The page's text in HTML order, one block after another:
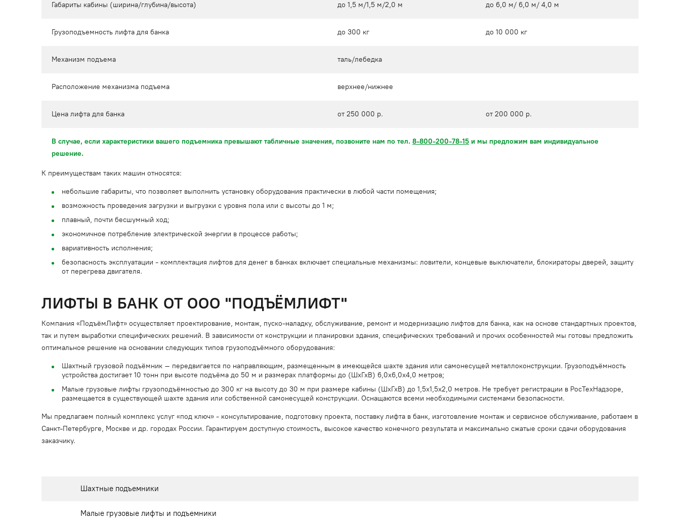
Габариты кабины (ширина/глубина/высота) до 1,5 м/1,5 м/2,0 м до 6,0 м/ 6,0 м/ 4,0 м
Грузоподъемность лифта для банка до 300 кг до 10 000 кг
Механизм подъема таль/лебедка
Расположение механизма подъема верхнее/нижнее
Цена лифта для банка от 250 000 р. от 200 000 р.
В случае, если характеристики вашего подъемника превышают табличные значения, позвоните нам по тел. 8-800-200-78-15 и мы предложим вам индивидуальное
решение.
К преимуществам таких машин относятся:
небольшие габариты, что позволяет выполнить установку оборудования практически в любой части помещения;
возможность проведения загрузки и выгрузки с уровня пола или с высоты до 1 м;
плавный, почти бесшумный ход;
экономичное потребление электрической энергии в процессе работы;
вариативность исполнения;
безопасность эксплуатации - комплектация лифтов для денег в банках включает специальные механизмы: ловители, концевые выключатели, блокираторы дверей, защиту
от перегрева двигателя.
ЛИФТЫ В БАНК ОТ ООО "ПОДЪЁМЛИФТ"
Компания «ПодъёмЛифт» осуществляет проектирование, монтаж, пуско-наладку, обслуживание, ремонт и модернизацию лифтов для банка, как на основе стандартных проектов,
так и путем выработки специфических решений. В зависимости от конструкции и планировки здания, специфических требований и прочих особенностей мы готовы предложить
оптимальное решение на основании следующих типов грузоподъёмного оборудования:
Шахтный грузовой подъёмник – передвигается по направляющим, размещенным в имеющейся шахте здания или самонесущей металлоконструкции. Грузоподъёмность
устройства достигает 10 тонн при высоте подъёма до 50 м и размерах платформы до (ШхГхВ) 6,0х6,0х4,0 метров;
Малые грузовые лифты грузоподъёмностью до 300 кг на высоту до 30 м при размере кабины (ШхГхВ) до 1,5x1,5x2,0 метров. Не требует регистрации в РосТехНадзоре,
размещается в существующей шахте здания или собственной самонесущей конструкции. Оснащаются всеми необходимыми системами безопасности.
Мы предлагаем полный комплекс услуг «под ключ» - консультирование, подготовку проекта, поставку лифта в банк, изготовление монтаж и сервисное обслуживание, работаем в
Санкт-Петербурге, Москве и др. городах России. Гарантируем доступную стоимость, высокое качество конечного результата и максимально сжатые сроки сдачи оборудования
заказчику.
Шахтные подъемники
Малые грузовые лифты и подъемники